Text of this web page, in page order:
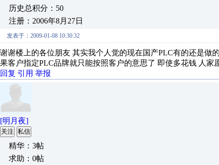
历史总积分：50
注册：2006年8月27日
发表于：2009-01-08 10:30:32
谢谢楼上的各位朋友 其实我个人觉的现在国产PLC有的还是做
果客户指定PLC品牌就只能按照客户的意思了 即使多花钱 人家
回复 引用 举报
[明月夜]
关注 私信
精华：3帖
求助：0帖